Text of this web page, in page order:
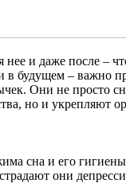
нее и даже после –
в будущем – важно
Они не просто
но и укрепляют
сна и его
они